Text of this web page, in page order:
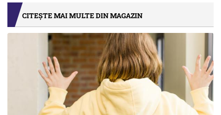
CITEȘTE MAI MULTE DIN MAGAZIN